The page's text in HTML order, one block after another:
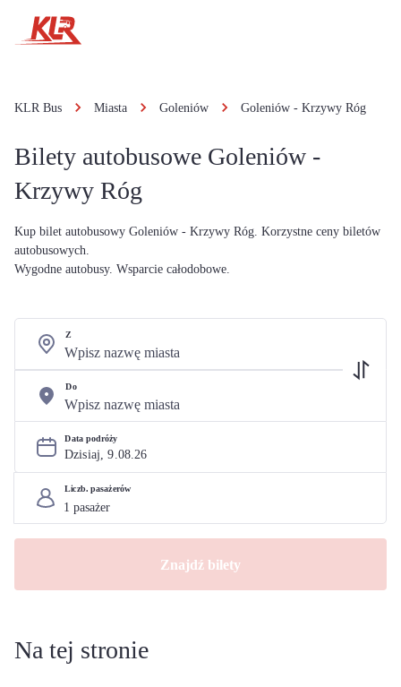
KLR Bus Miasta Goleniów Goleniów - Krzywy Róg
Bilety autobusowe Goleniów -
Krzywy Róg
Kup bilet autobusowy Goleniów - Krzywy Róg. Korzystne ceny biletów
autobusowych.
Wygodne autobusy. Wsparcie całodobowe.
Z
Do
Data podróży
Dzisiaj, 9.08.26
Liczb. pasażerów
Znajdź bilety
Na tej stronie